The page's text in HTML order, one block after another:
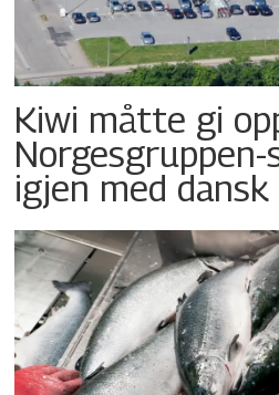
Kiwi måtte gi
Norgesgruppen-
igjen med